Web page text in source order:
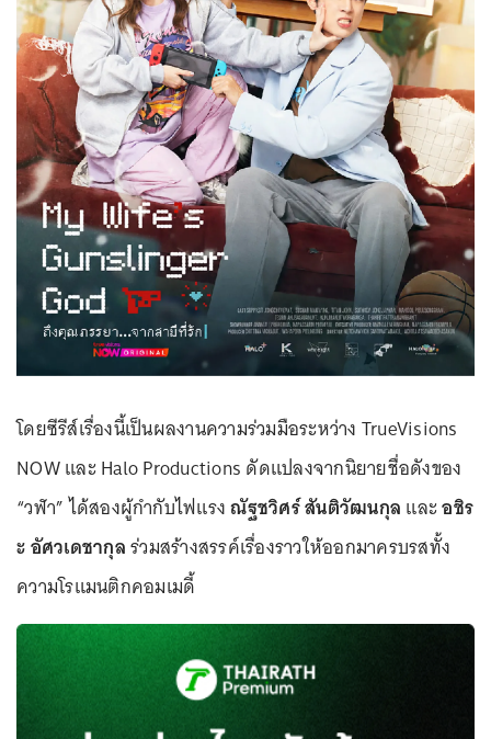
โดยซีรีส์เรื่องนี้เป็นผลงานความร่วมมือระหว่าง TrueVisions
NOW และ Halo Productions ดัดแปลงจากนิยายชื่อดังของ
“วฬา” ได้สองผู้กำกับไฟแรงณัฐชวิศร์ สันติวัฒนกุล และอชิร
ะ อัศวเดชากุลร่วมสร้างสรรค์เรื่องราวให้ออกมาครบรสทั้ง
ความโรแมนติกคอมเมดี้